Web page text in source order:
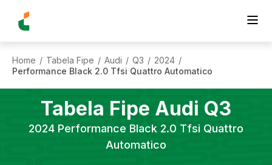
Home / Tabela Fipe / Audi / Q3 / 2024 /
Performance Black 2.0 Tfsi Quattro Automatico
Tabela Fipe Audi Q3
2024 Performance Black 2.0 Tfsi Quattro
Automatico